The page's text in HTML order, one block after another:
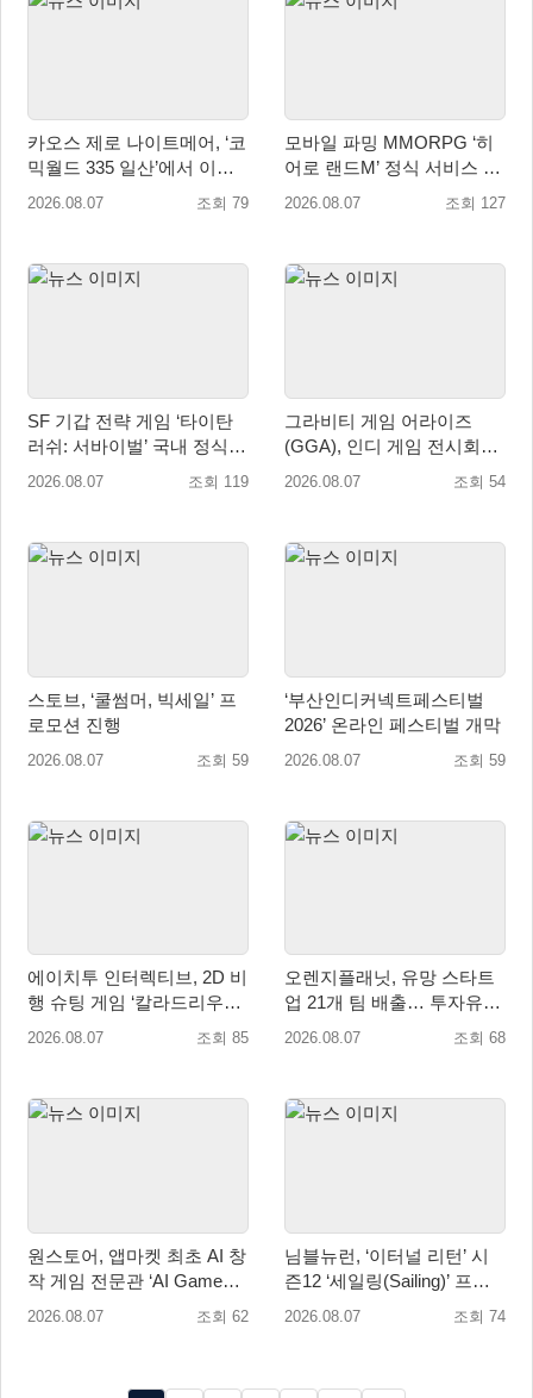
카오스 제로 나이트메어, ‘코
믹월드 335 일산’에서 이용
자 소통 예고
2026.08.07 조회 79
모바일 파밍 MMORPG ‘히
어로 랜드M’ 정식 서비스 돌
입
2026.08.07 조회 127
SF 기갑 전략 게임 ‘타이탄
러쉬: 서바이벌’ 국내 정식
출시
2026.08.07 조회 119
그라비티 게임 어라이즈
(GGA), 인디 게임 전시회
‘도쿄 게임 던전 13’ 참가!
2026.08.07 조회 54
스토브, ‘쿨썸머, 빅세일’ 프
로모션 진행
2026.08.07 조회 59
‘부산인디커넥트페스티벌
2026’ 온라인 페스티벌 개막
2026.08.07 조회 59
에이치투 인터렉티브, 2D 비
행 슈팅 게임 ‘칼라드리우스
2/다크 엘레멘트’ 올 겨울 전
2026.08.07 조회 85
오렌지플래닛, 유망 스타트
업 21개 팀 배출… 투자유치∙
매출성장 성과 눈길
2026.08.07 조회 68
원스토어, 앱마켓 최초 AI 창
작 게임 전문관 ‘AI Games’
오픈
2026.08.07 조회 62
님블뉴런, ‘이터널 리턴’ 시
즌12 ‘세일링(Sailing)’ 프리
시즌 시작
2026.08.07 조회 74